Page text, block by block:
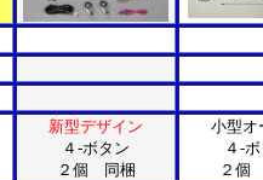
新型デザイン
４-ボタン
２個 同梱
小型オ
４-
２個